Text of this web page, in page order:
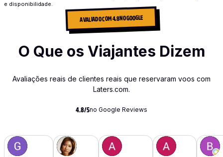
e disponibilidade.
AVALIADO COM 4.8 NO GOOGLE
O Que os Viajantes Dizem
Avaliações reais de clientes reais que reservaram voos com
Laters.com.
4.8/5no Google Reviews